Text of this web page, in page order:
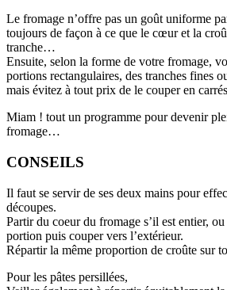
Le fromage n’offre pas un goût uniforme
toujours de façon à ce que le cœur et la
tranche…
Ensuite, selon la forme de votre fromage,
portions rectangulaires, des tranches fines
mais évitez à tout prix de le couper en
Miam ! tout un programme pour devenir
fromage…
CONSEILS
Il faut se servir de ses deux mains pour
découpes.
Partir du coeur du fromage s’il est entier,
portion puis couper vers l’extérieur.
Répartir la même proportion de croûte sur
Pour les pâtes persillées,